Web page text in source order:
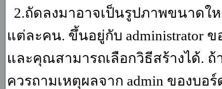
2.ถัดลงมาอาจเป็นรูปภาพขนาดใ
แต่ละคน. ขึ้นอยู่กับ administrator
และคุณสามารถเลือกวิธีสร้างได้.
ควรถามเหตุผลจาก admin ของบอ